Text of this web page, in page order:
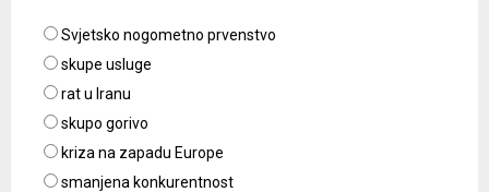
Svjetsko nogometno prvenstvo
skupe usluge
rat u Iranu
skupo gorivo
kriza na zapadu Europe
smanjena konkurentnost